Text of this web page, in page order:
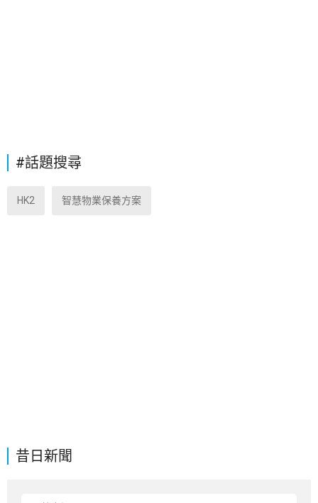
昔日新聞
#話題搜尋
HK2 智慧物業保養方案